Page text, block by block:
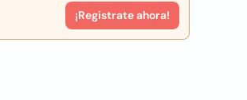
¡Registrate ahora!